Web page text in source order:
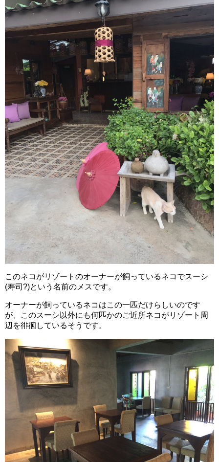
このネコがリゾートのオーナーが飼っているネコでスーシ
(寿司?)という名前のメスです。
オーナーが飼っているネコはこの一匹だけらしいのです
が、このスーシ以外にも何匹かのご近所ネコがリゾート周
辺を徘徊しているそうです。